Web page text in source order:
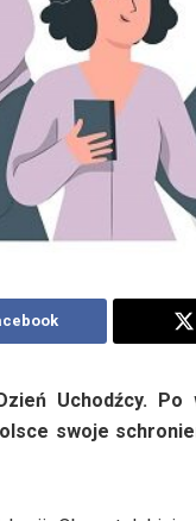
Uchodźcy. Po
swoje